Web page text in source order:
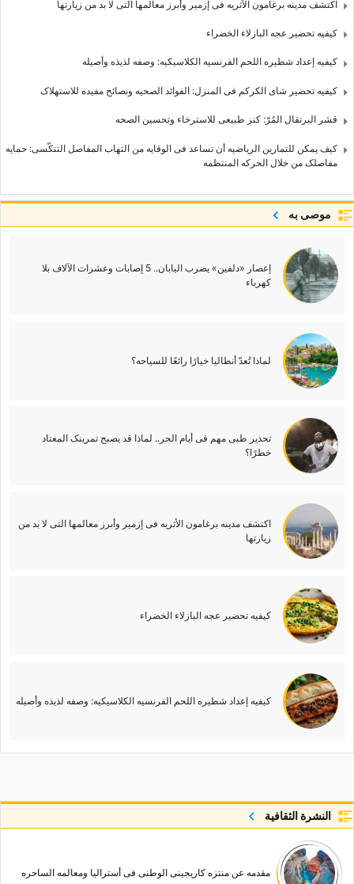
اکتشف مدینه برغامون الأثریه فی إزمیر وأبرز معالمها التی لا بد من زیارتها
کیفیه تحضیر عجه البازلاء الخضراء
کیفیه إعداد شطیره اللحم الفرنسیه الکلاسیکیه: وصفه لذیذه وأصیله
کیفیه تحضیر شای الکرکم فی المنزل: الفوائد الصحیه ونصائح مفیده للاستهلاک
قشر البرتقال المُرّ: کنز طبیعی للاسترخاء وتحسین الصحه
کیف یمکن للتمارین الریاضیه أن تساعد فی الوقایه من التهاب المفاصل التنکّسی: حمایه
مفاصلک من خلال الحرکه المنتظمه
موصى به
إعصار «دلفین» یضرب الیابان.. 5 إصابات وعشرات الآلاف بلا
کهرباء
لماذا تُعدّ أنطالیا خیارًا رائعًا للسیاحه؟
تحذیر طبی مهم فی أیام الحر.. لماذا قد یصبح تمرینک المعتاد
خطرًا؟
اکتشف مدینه برغامون الأثریه فی إزمیر وأبرز معالمها التی لا بد من
زیارتها
کیفیه تحضیر عجه البازلاء الخضراء
کیفیه إعداد شطیره اللحم الفرنسیه الکلاسیکیه: وصفه لذیذه وأصیله
النشرة الثقافية
مقدمه عن منتزه کاریجینی الوطنی فی أسترالیا ومعالمه الساحره